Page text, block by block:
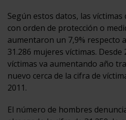
Según estos datos, las
con orden de protección o
aumentaron un 7,9% respecto
31.286 mujeres víctimas.
víctimas va aumentando año
nuevo cerca de la cifra de
2011.
El número de hombres